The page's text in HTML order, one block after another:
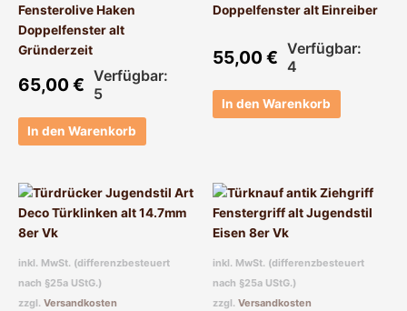
Fensterolive Haken
Doppelfenster alt
Gründerzeit
65,00€ Verfügbar:
5
In den Warenkorb
Doppelfenster alt Einreiber
55,00€ Verfügbar:
4
In den Warenkorb
inkl. MwSt. (differenzbesteuert
nach §25a UStG.)
zzgl. Versandkosten
inkl. MwSt. (differenzbesteuert
nach §25a UStG.)
zzgl. Versandkosten